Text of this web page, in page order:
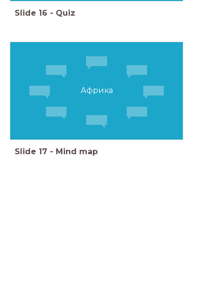
Slide 16 - Quiz
Африка
Slide 17 - Mind map